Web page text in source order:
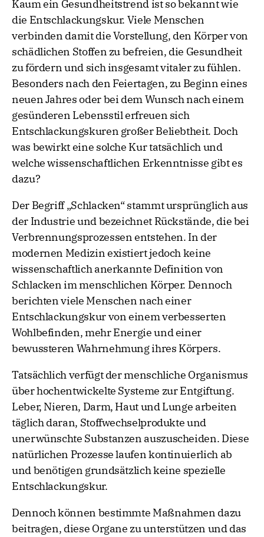
Kaum ein Gesundheitstrend ist so bekannt wie
die Entschlackungskur. Viele Menschen
verbinden damit die Vorstellung, den Körper von
schädlichen Stoffen zu befreien, die Gesundheit
zu fördern und sich insgesamt vitaler zu fühlen.
Besonders nach den Feiertagen, zu Beginn eines
neuen Jahres oder bei dem Wunsch nach einem
gesünderen Lebensstil erfreuen sich
Entschlackungskuren großer Beliebtheit. Doch
was bewirkt eine solche Kur tatsächlich und
welche wissenschaftlichen Erkenntnisse gibt es
dazu?
Der Begriff „Schlacken“ stammt ursprünglich aus
der Industrie und bezeichnet Rückstände, die bei
Verbrennungsprozessen entstehen. In der
modernen Medizin existiert jedoch keine
wissenschaftlich anerkannte Definition von
Schlacken im menschlichen Körper. Dennoch
berichten viele Menschen nach einer
Entschlackungskur von einem verbesserten
Wohlbefinden, mehr Energie und einer
bewussteren Wahrnehmung ihres Körpers.
Tatsächlich verfügt der menschliche Organismus
über hochentwickelte Systeme zur Entgiftung.
Leber, Nieren, Darm, Haut und Lunge arbeiten
täglich daran, Stoffwechselprodukte und
unerwünschte Substanzen auszuscheiden. Diese
natürlichen Prozesse laufen kontinuierlich ab
und benötigen grundsätzlich keine spezielle
Entschlackungskur.
Dennoch können bestimmte Maßnahmen dazu
beitragen, diese Organe zu unterstützen und das